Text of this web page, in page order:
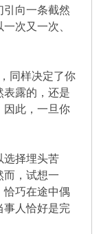
向一条截然
次又一次、
同样决定了你
露的，还是
因此，一旦你
选择埋头苦
而，试想一
恰巧在途中偶
人恰好是完